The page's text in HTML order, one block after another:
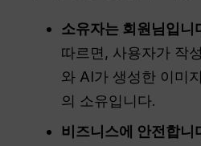
소유자는 회원님입니
따르면, 사용자가 작
와 AI가 생성한 이미
의 소유입니다.
비즈니스에 안전합니